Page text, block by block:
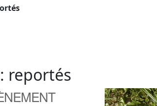
reportés